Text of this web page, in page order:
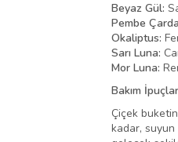
Beyaz Gül:
Pembe
Okaliptus:
Sarı Luna:
Mor Luna:
Bakım
Çiçek
kadar, suyun